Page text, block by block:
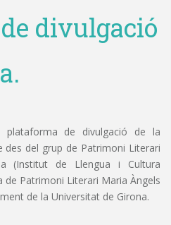
divulgació
plataforma de divulgació de la
del grup de Patrimoni Literari
(Institut de Llengua i Cultura
de Patrimoni Literari Maria Àngels
de la Universitat de Girona.